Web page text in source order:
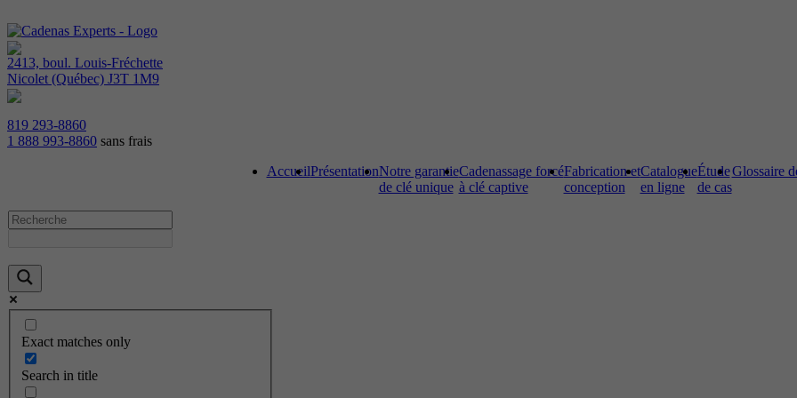
2413, boul. Louis-Fréchette
Nicolet (Québec) J3T 1M9
819 293-8860
1 888 993-8860 sans frais
AccueilPrésentationNotre garantie
de clé unique
Cadenassage forcé
à clé captive
Fabrication et
conception
Catalogue
en ligne
Étude
de cas
Glossaire
Exact matches only
Search in title